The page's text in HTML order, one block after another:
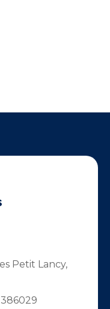
Petit Lancy,